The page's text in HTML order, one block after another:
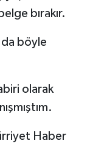
bırakır.
da böyle
olarak
Haber